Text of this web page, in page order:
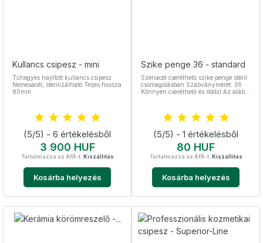
Kullancs csipesz - mini
Tűhegyes hajlított kullancs csipesz
Nemesacél, sterilizálható Teljes hossza
80mm
(5/5) - 6 értékelésből
Ár
3 900 HUF
Tartalmazza az ÁFÁ-t. Kiszállítás
Kosárba helyezés
Szike penge 36 - standard
Szénacél cserélhető szike penge steril
csomagolásban Szabványméret: 36
Könnyen cserélhető és stabil Az alábbi
(5/5) - 1 értékelésből
Ár
80 HUF
Tartalmazza az ÁFÁ-t. Kiszállítás
Kosárba helyezés